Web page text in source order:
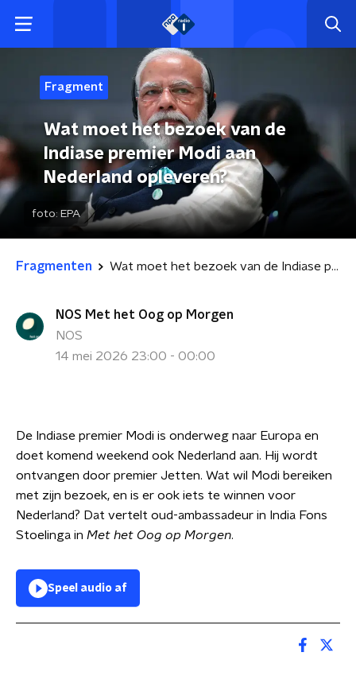
Fragment
Wat moet het bezoek van de
Indiase premier Modi aan
Nederland opleveren?
foto: EPA
Fragmenten Wat moet het bezoek van de Indiase premier Modi aan Nederland opleveren?
NOS Met het Oog op Morgen
NOS
14 mei 2026 23:00 - 00:00
De Indiase premier Modi is onderweg naar Europa en
doet komend weekend ook Nederland aan. Hij wordt
ontvangen door premier Jetten. Wat wil Modi bereiken
met zijn bezoek, en is er ook iets te winnen voor
Nederland? Dat vertelt oud-ambassadeur in India Fons
Stoelinga in Met het Oog op Morgen.
Speel audio af